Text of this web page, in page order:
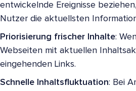
entwickelnde Ereignisse
Nutzer die aktuellsten
Priorisierung frischer Inhalte:
Webseiten mit aktuellen
eingehenden Links.
Schnelle Inhaltsfluktuation: Bei